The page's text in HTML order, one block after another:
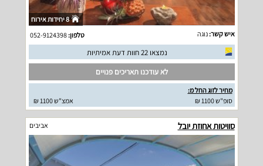
8 יחידות אירוח
איש קשר:נוגה טלפון:052-9124398
נמצאו 22 חוות דעת אמיתיות
לא עודכנו תאריכים פנויים
מחיר לזוג החל מ:
סופ"ש 1100 ₪
אמצ"ש 1100 ₪
סוויטות אחוזת יובל אביבים